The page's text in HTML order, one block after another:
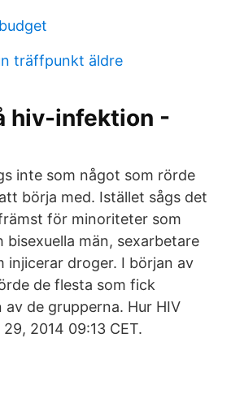
träffpunkt äldre
hiv-infektion -
inte som något som rörde
börja med. Istället sågs det
för minoriteter som
bisexuella män, sexarbetare
injicerar droger. I början av
de flesta som fick
av de grupperna. Hur HIV
2014 09:13 CET.